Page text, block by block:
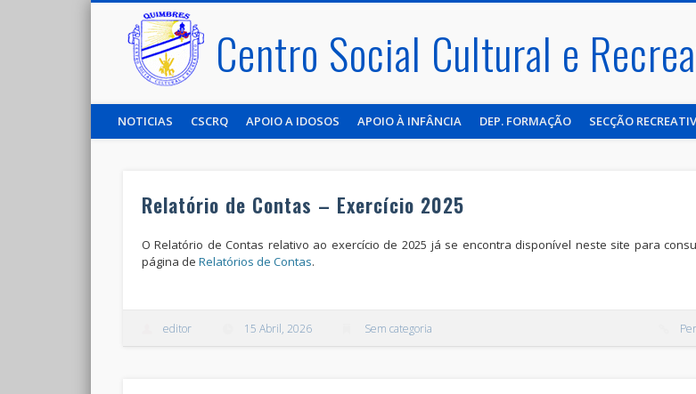
Centro Social Cultural e
NOTICIAS CSCRQ APOIO A IDOSOS APOIO À INFÂNCIA DEP. FORMAÇÃO SECÇÃO
Relatório de Contas – Exercício 2025
O Relatório de Contas relativo ao exercício de 2025 já se encontra disponível neste site para
página de Relatórios de Contas.
editor 15 Abril, 2026 Sem categoria